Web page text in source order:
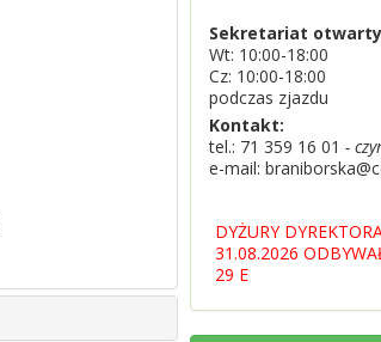
Sekretariat
Wt: 10:00-18:00
Cz: 10:00-18:00
podczas zjazdu
Kontakt:
tel.: 71 359 16 01 -
e-mail:
DYŻURY
31.08.2026
29 E